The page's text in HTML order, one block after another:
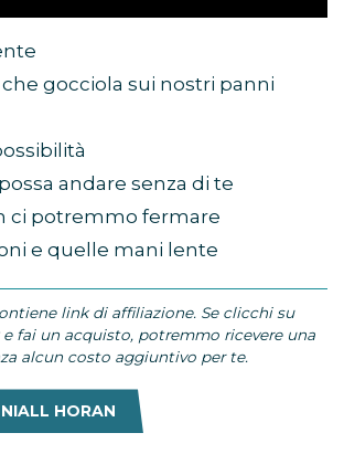
gocciola sui nostri panni
andare senza di te
ci potremmo fermare
e quelle mani lente
link di affiliazione. Se clicchi su
fai un acquisto, potremmo ricevere una
alcun costo aggiuntivo per te.
NIALL HORAN